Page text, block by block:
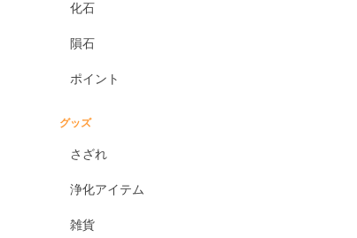
化石
隕石
ポイント
グッズ
さざれ
浄化アイテム
雑貨